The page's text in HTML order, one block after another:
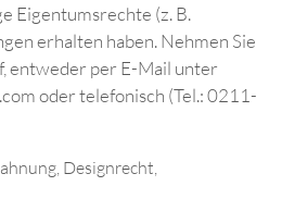
Eigentumsrechte (z. B.
erhalten haben. Nehmen Sie
entweder per E-Mail unter
oder telefonisch (Tel.: 0211-
, Designrecht,